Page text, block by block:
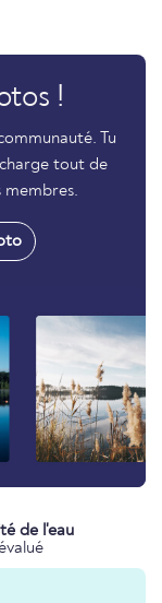
!
Tu
tout de
membres.
de l'eau